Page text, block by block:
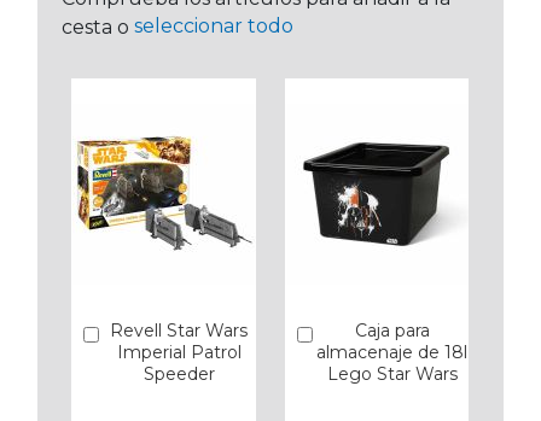
cesta o seleccionar todo
Revell Star Wars
Imperial Patrol
Speeder
Añadir
Caja para
almacenaje de 18l
Lego Star Wars
Añadir